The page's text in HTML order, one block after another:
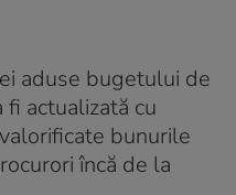
aduse bugetului de
actualizată cu
bunurile
încă de la